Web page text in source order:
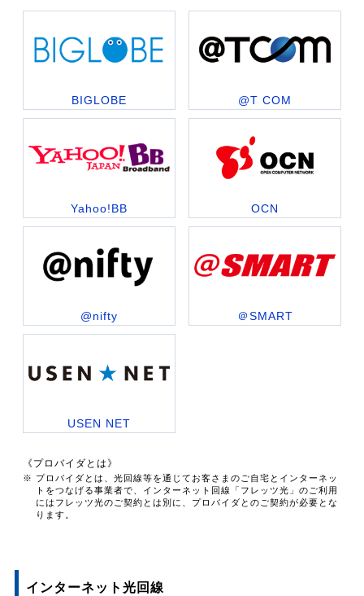
BIGLOBE @T COM
Yahoo!BB OCN
@nifty ＠SMART
USEN NET
《プロバイダとは》
※ プロバイダとは、光回線等を通じてお客さまのご自宅とインターネッ
トをつなげる事業者で、インターネット回線「フレッツ光」のご利用
にはフレッツ光のご契約とは別に、プロバイダとのご契約が必要とな
ります。
インターネット光回線